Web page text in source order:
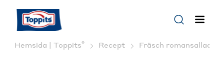
Hemsida | Toppits® Recept Fräsch romansallad